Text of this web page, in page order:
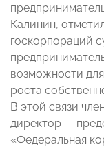
Калинин,
госкорпораций
возможности
роста
В этой связи
директор —
«Федеральная